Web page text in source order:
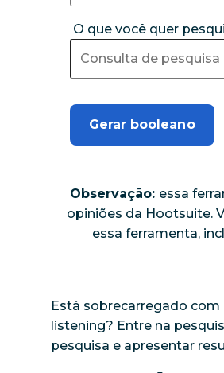
O que você quer
Gerar booleano
Observação: essa
opiniões da Hootsuite.
essa ferramenta,
Está sobrecarregado
listening? Entre na
pesquisa e apresentar